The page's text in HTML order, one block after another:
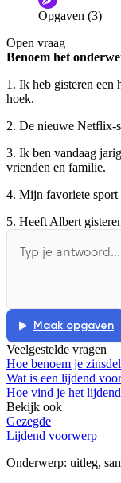
Informatie is
De docent is te
De uitleg gaat
Afspelen werkte
Opgaven (3)
Open vraag
Benoem het
1. Ik heb gisteren een
hoek.
2. De nieuwe Netflix-
3. Ik ben vandaag
vrienden en familie.
4. Mijn favoriete sport
5. Heeft Albert
Maak opgaven
Veelgestelde vragen
Hoe benoem je
Wat is een lijdend
Hoe vind je het
Bekijk ook
Gezegde
Lijdend voorwerp
Onderwerp: uitleg,